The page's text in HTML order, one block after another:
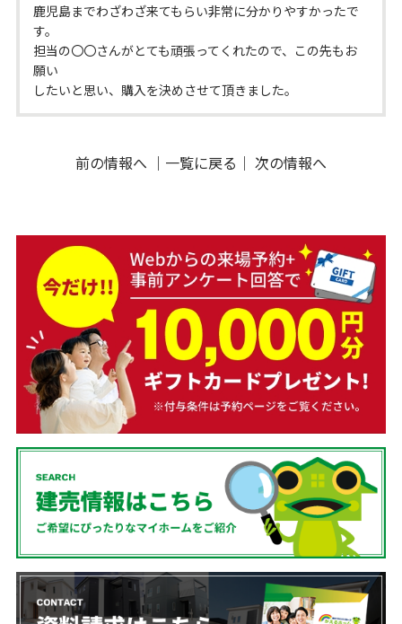
鹿児島までわざわざ来てもらい非常に分かりやすかったで
す。
担当の〇〇さんがとても頑張ってくれたので、この先もお
願い
したいと思い、購入を決めさせて頂きました。
前の情報へ ｜ 一覧に戻る ｜ 次の情報へ